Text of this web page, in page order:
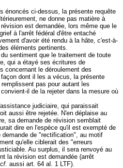
énoncés ci-dessus, la présente requête
ne donne pas matière à
est demandée, lors même que le
à l'arrêt fédéral d'être entaché
d'avoir été rendu à la hâte, c'est-à-
éléments pertinents.
sentiment que le traitement de toute
qui a étayé ses écritures de
concernant le déroulement des
dont il les a vécus, la présente
pas pour autant les
il de la rejeter dans la mesure où
judiciaire, qui paraissait
aussi être rejetée. N'en déplaise au
sa demande de révision semblait
dire en l'espèce qu'il est exempté de
de "rectification", au motif
qu'elle ciblerait des "erreurs
Au surplus, il sera renvoyé au
la révision est demandée (arrêt
cf. aussi art. 64 al. 1 LTF).